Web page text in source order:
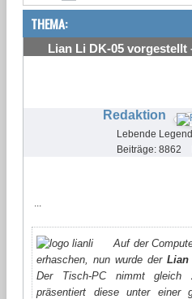
THEMA:
Lian Li DK-05 vorgestellt
Redaktion
Lebende
Beiträge: 8862
Auf der
erhaschen, nun wurde derLian
Der Tisch-PC nimmt
präsentiert diese unter einer